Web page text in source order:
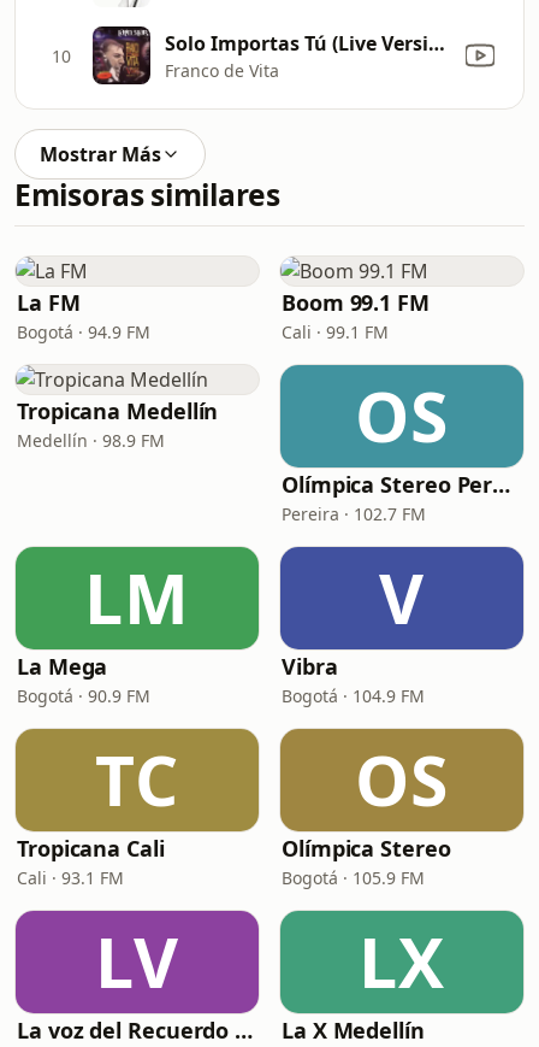
10 Solo Importas Tú (Live Version)
Franco de Vita
Mostrar Más
Emisoras similares
La FM
Bogotá · 94.9 FM
Boom 99.1 FM
Cali · 99.1 FM
Tropicana Medellín
Medellín · 98.9 FM OS
Olímpica Stereo Pereira
Pereira · 102.7 FM
LM
La Mega
Bogotá · 90.9 FM
V
Vibra
Bogotá · 104.9 FM
TC
Tropicana Cali
Cali · 93.1 FM
OS
Olímpica Stereo
Bogotá · 105.9 FM
LV
La voz del Recuerdo Manizales
LX
La X Medellín